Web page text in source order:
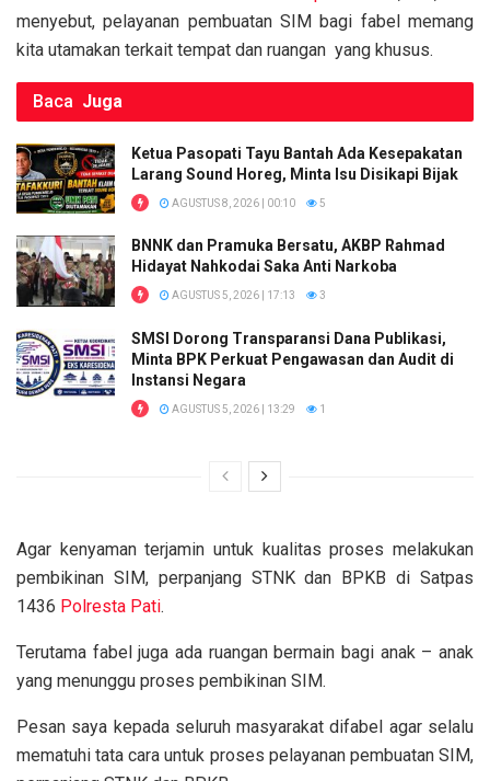
menyebut, pelayanan pembuatan SIM bagi fabel memang
kita utamakan terkait tempat dan ruangan yang khusus.
Baca Juga
Ketua Pasopati Tayu Bantah Ada Kesepakatan
Larang Sound Horeg, Minta Isu Disikapi Bijak
AGUSTUS 8, 2026 | 00:10 5
BNNK dan Pramuka Bersatu, AKBP Rahmad
Hidayat Nahkodai Saka Anti Narkoba
AGUSTUS 5, 2026 | 17:13 3
SMSI Dorong Transparansi Dana Publikasi,
Minta BPK Perkuat Pengawasan dan Audit di
Instansi Negara
AGUSTUS 5, 2026 | 13:29 1
Agar kenyaman terjamin untuk kualitas proses melakukan
pembikinan SIM, perpanjang STNK dan BPKB di Satpas
1436 Polresta Pati.
Terutama fabel juga ada ruangan bermain bagi anak – anak
yang menunggu proses pembikinan SIM.
Pesan saya kepada seluruh masyarakat difabel agar selalu
mematuhi tata cara untuk proses pelayanan pembuatan SIM,